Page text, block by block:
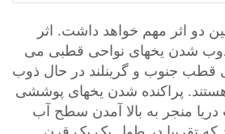
دو اثر مهم خواهد داشت. اثر
شدن یخهای نواحی قطبی می
جنوب و گرینلند در حال ذوب
پراکنده شدن یخهای پوششی
منجر به بالا آمدن سطح آب